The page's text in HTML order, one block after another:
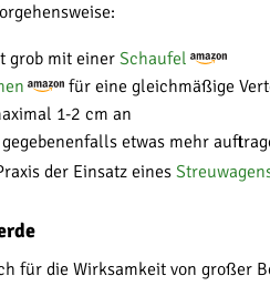
grob mit einer Schaufel
für eine gleichmäßige
1-2 cm an
etwas mehr
der Einsatz eines
für die Wirksamkeit von großer